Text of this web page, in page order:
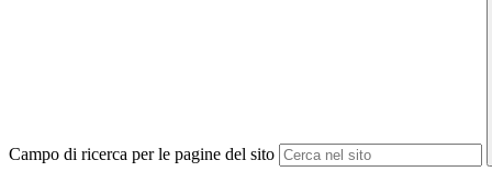
Campo di ricerca per le pagine del sito